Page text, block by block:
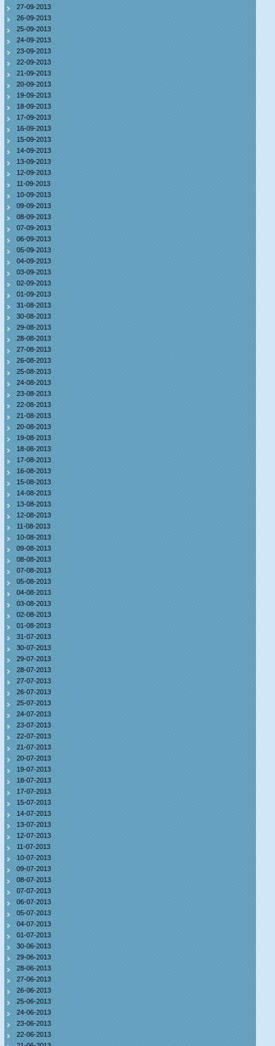
27-09-2013
26-09-2013
25-09-2013
24-09-2013
23-09-2013
22-09-2013
21-09-2013
20-09-2013
19-09-2013
18-09-2013
17-09-2013
16-09-2013
15-09-2013
14-09-2013
13-09-2013
12-09-2013
11-09-2013
10-09-2013
09-09-2013
08-09-2013
07-09-2013
06-09-2013
05-09-2013
04-09-2013
03-09-2013
02-09-2013
01-09-2013
31-08-2013
30-08-2013
29-08-2013
28-08-2013
27-08-2013
26-08-2013
25-08-2013
24-08-2013
23-08-2013
22-08-2013
21-08-2013
20-08-2013
19-08-2013
18-08-2013
17-08-2013
16-08-2013
15-08-2013
14-08-2013
13-08-2013
12-08-2013
11-08-2013
10-08-2013
09-08-2013
08-08-2013
07-08-2013
05-08-2013
04-08-2013
03-08-2013
02-08-2013
01-08-2013
31-07-2013
30-07-2013
29-07-2013
28-07-2013
27-07-2013
26-07-2013
25-07-2013
24-07-2013
23-07-2013
22-07-2013
21-07-2013
20-07-2013
19-07-2013
18-07-2013
17-07-2013
15-07-2013
14-07-2013
13-07-2013
12-07-2013
11-07-2013
10-07-2013
09-07-2013
08-07-2013
07-07-2013
06-07-2013
05-07-2013
04-07-2013
01-07-2013
30-06-2013
29-06-2013
28-06-2013
27-06-2013
26-06-2013
25-06-2013
24-06-2013
23-06-2013
22-06-2013